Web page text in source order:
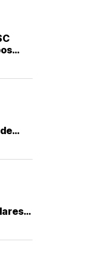
este
y